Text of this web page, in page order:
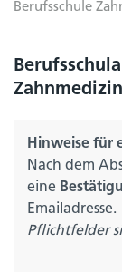
Berufsschule
Hinweise für
Nach dem
eine
Emailadresse.
Pflichtfelder